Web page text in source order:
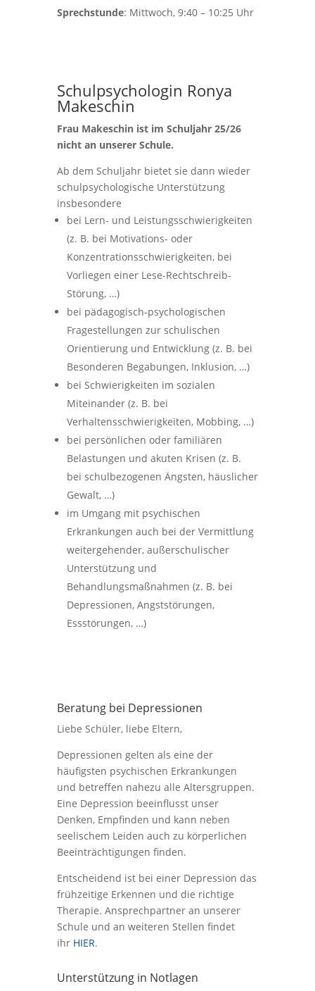
Sprechstunde: Mittwoch, 9:40 – 10:25 Uhr
Schulpsychologin Ronya
Makeschin
Frau Makeschin ist im Schuljahr 25/26
nicht an unserer Schule.
Ab dem Schuljahr bietet sie dann wieder
schulpsychologische Unterstützung
insbesondere
bei Lern- und Leistungsschwierigkeiten
(z. B. bei Motivations- oder
Konzentrationsschwierigkeiten, bei
Vorliegen einer Lese-Rechtschreib-
Störung, …)
bei pädagogisch-psychologischen
Fragestellungen zur schulischen
Orientierung und Entwicklung (z. B. bei
Besonderen Begabungen, Inklusion, …)
bei Schwierigkeiten im sozialen
Miteinander (z. B. bei
Verhaltensschwierigkeiten, Mobbing, …)
bei persönlichen oder familiären
Belastungen und akuten Krisen (z. B.
bei schulbezogenen Ängsten, häuslicher
Gewalt, …)
im Umgang mit psychischen
Erkrankungen auch bei der Vermittlung
weitergehender, außerschulischer
Unterstützung und
Behandlungsmaßnahmen (z. B. bei
Depressionen, Angststörungen,
Essstörungen, …)
Beratung bei Depressionen
Liebe Schüler, liebe Eltern,
Depressionen gelten als eine der
häufigsten psychischen Erkrankungen
und betreffen nahezu alle Altersgruppen.
Eine Depression beeinflusst unser
Denken, Empfinden und kann neben
seelischem Leiden auch zu körperlichen
Beeinträchtigungen finden.
Entscheidend ist bei einer Depression das
frühzeitige Erkennen und die richtige
Therapie. Ansprechpartner an unserer
Schule und an weiteren Stellen findet
ihr HIER.
Unterstützung in Notlagen